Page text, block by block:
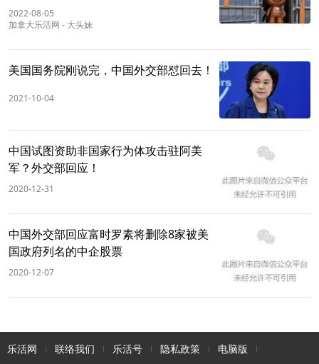
2022-08-05
加拿大乐活网 - 大头妹
美国国务院刚说完，中国外交部怼回去！
2021-10-04
中国试图资助非国家行为体攻击驻阿美
军？外交部回应！
2020-12-31
中国外交部回应富时罗素将删除8家被美
国政府列名的中企股票
2020-12-07
乐活网 联络我们 乐活号 隐私政策 电脑版